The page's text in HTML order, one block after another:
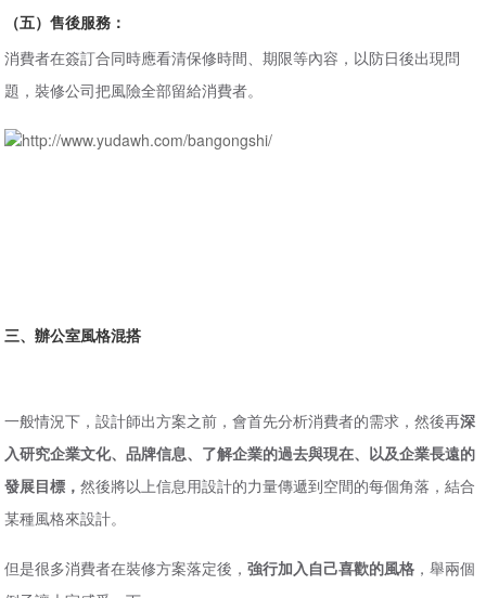
（五）售後服務：
消費者在簽訂合同時應看清保修時間、期限等內容，以防日後出現問
題，裝修公司把風險全部留給消費者。
http://www.yudawh.com/bangongshi/
三、辦公室風格混搭
一般情況下，設計師出方案之前，會首先分析消費者的需求，然後再深
入研究企業文化、品牌信息、了解企業的過去與現在、以及企業長遠的
發展目標，然後將以上信息用設計的力量傳遞到空間的每個角落，結合
某種風格來設計。
但是很多消費者在裝修方案落定後，強行加入自己喜歡的風格 ，舉兩個